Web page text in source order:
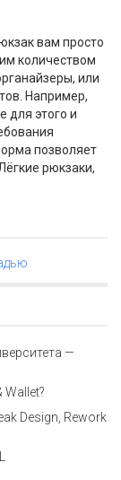
вам просто
количеством
или
Например,
для этого и
позволяет
рюкзаки,
—
Design, Rework